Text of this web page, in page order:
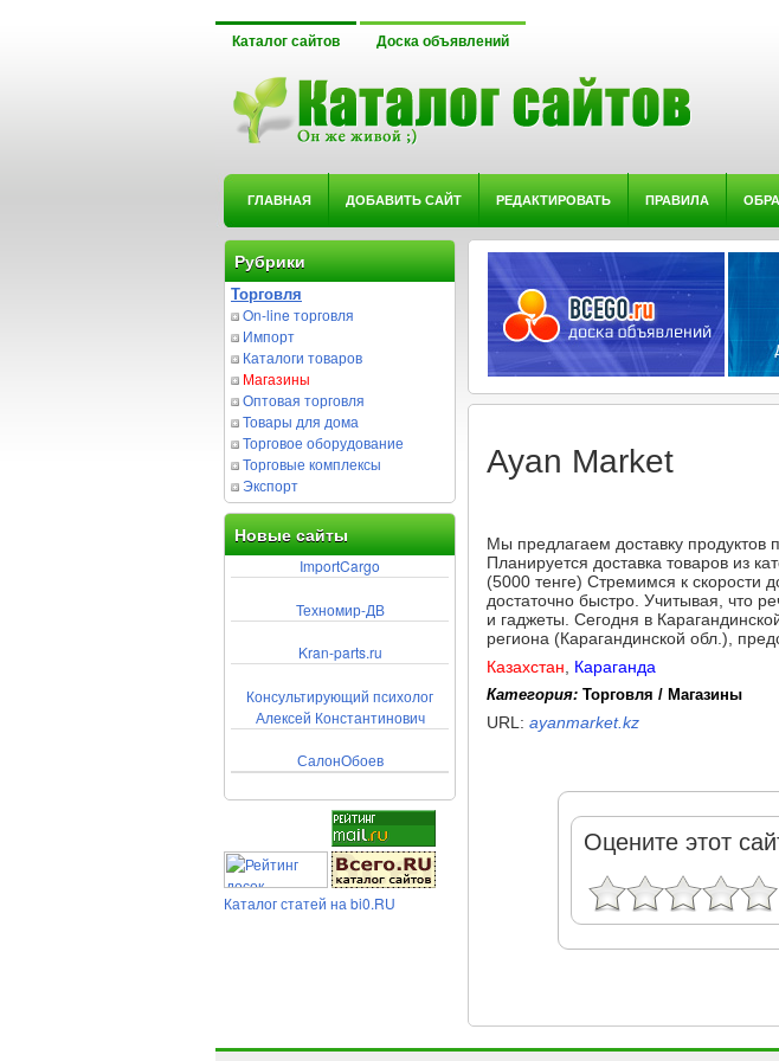
Каталог сайтов Доска объявлений
ГЛАВНАЯ ДОБАВИТЬ САЙТ РЕДАКТИРОВАТЬ ПРАВИЛА
Рубрики
Торговля
On-line торговля
Импорт
Каталоги товаров
Магазины
Оптовая торговля
Товары для дома
Торговое оборудование
Торговые комплексы
Экспорт
Новые сайты
ImportCargo
Техномир-ДВ
Kran-parts.ru
Консультирующий психолог
Алексей Константинович
СалонОбоев
Каталог статей на bi0.RU
Ayan Market
Мы предлагаем доставку продуктов
Планируется доставка товаров из
(5000 тенге) Стремимся к скорости
достаточно быстро. Учитывая, что
и гаджеты. Сегодня в
региона (Карагандинской обл.),
Казахстан
Караганда
Категория: Торговля / Магазины
URL: ayanmarket.kz
Оцените этот